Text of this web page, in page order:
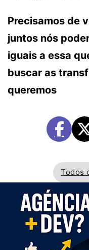
Precisamos de
juntos nós
iguais a essa
buscar as
queremos
Todos